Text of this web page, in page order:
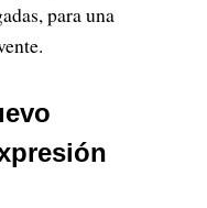
para una